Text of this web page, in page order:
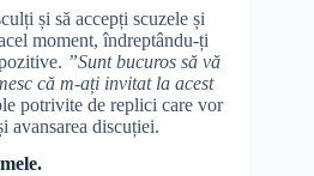
și să accepți scuzele și
moment, îndreptându-ți
”Sunt bucuros să vă
că m-ați invitat la acest
potrivite de replici care vor
avansarea discuției.